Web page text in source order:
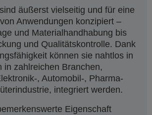
äußerst vielseitig und für eine
Anwendungen konzipiert –
und Materialhandhabung bis
und Qualitätskontrolle. Dank
können sie nahtlos in
in zahlreichen Branchen,
, Automobil-, Pharma-
integriert werden.
Eigenschaft